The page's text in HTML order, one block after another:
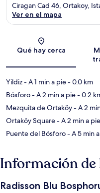
Ciragan Cad 46, Ortakoy,
Ver en el mapa
Qué hay cerca
Yildiz- A 1 min a pie- 0.0 km
Bósforo- A 2 min a pie- 0.2
Mezquita de Ortaköy- A 2
Ortaköy Square- A 2 min a pie
Puente del Bósforo- A 5 min
Información de
Radisson Blu